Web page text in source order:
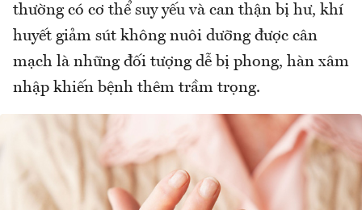
thường có cơ thể suy yếu và can thận bị hư, khí
huyết giảm sút không nuôi dưỡng được cân
mạch là những đối tượng dễ bị phong, hàn xâm
nhập khiến bệnh thêm trầm trọng.